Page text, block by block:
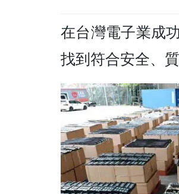
在台灣電子業成
找到符合安全、